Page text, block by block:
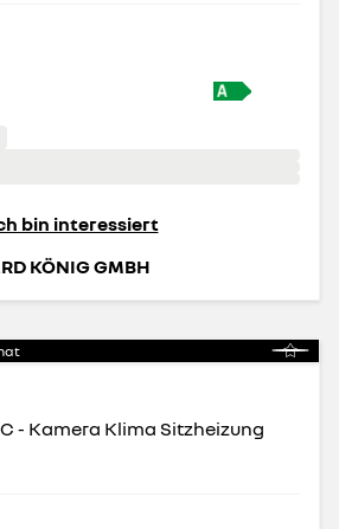
bin interessiert
KÖNIG GMBH
- Kamera Klima Sitzheizung